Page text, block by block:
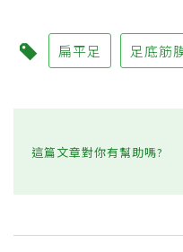
扁平足 足底筋
這篇文章對你有幫助嗎?